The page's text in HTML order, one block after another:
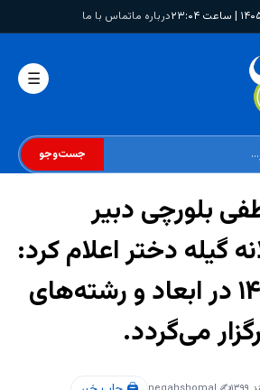
درباره ماتماس با ما
☰
جست‌وجو
بلورچی دبیر
گیله دختر اعلام کرد:
گیله دختر ۱۴۰۰ در ابعاد و رشته‌های
می‌گردد.